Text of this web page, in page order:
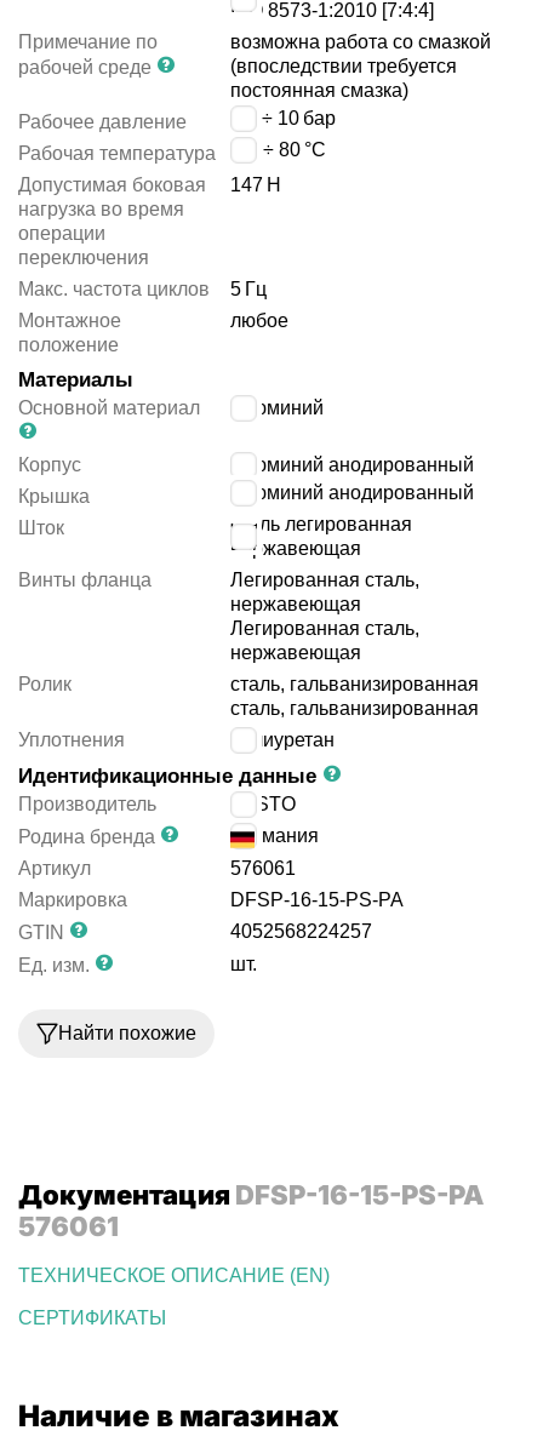
ISO 8573-1:2010 [7:4:4]
Примечание по
рабочей среде
возможна работа со смазкой
(впоследствии требуется
постоянная смазка)
Рабочее давление
2.8 ÷ 10 бар
Рабочая температура
-10 ÷ 80 °C
Допустимая боковая
нагрузка во время
операции
переключения
147 Н
Макс. частота циклов 5 Гц
Монтажное
положение
любое
Материалы
Основной материал алюминий
Корпус
алюминий анодированный
Крышка
алюминий анодированный
Шток
сталь легированная
нержавеющая
Винты фланца
Легированная сталь,
нержавеющая
Легированная сталь,
нержавеющая
Ролик
сталь, гальванизированная
сталь, гальванизированная
Уплотнения
полиуретан
Идентификационные данные
Производитель
FESTO
Родина бренда
Германия
Артикул
576061
Маркировка
DFSP-16-15-PS-PA
GTIN
4052568224257
Ед. изм.
шт.
Найти похожие
Документация DFSP-16-15-PS-PA
576061
ТЕХНИЧЕСКОЕ ОПИСАНИЕ (EN)
СЕРТИФИКАТЫ
Наличие в магазинах